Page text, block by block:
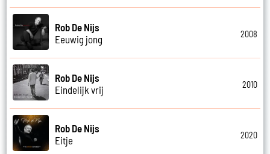
Rob De Nijs
Eeuwig jong
2008
Rob De Nijs
Eindelijk vrij
2010
Rob De Nijs
Eitje
2020